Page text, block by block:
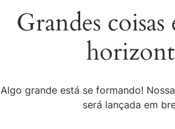
Grandes
Algo grande está se formando!
será lançada em